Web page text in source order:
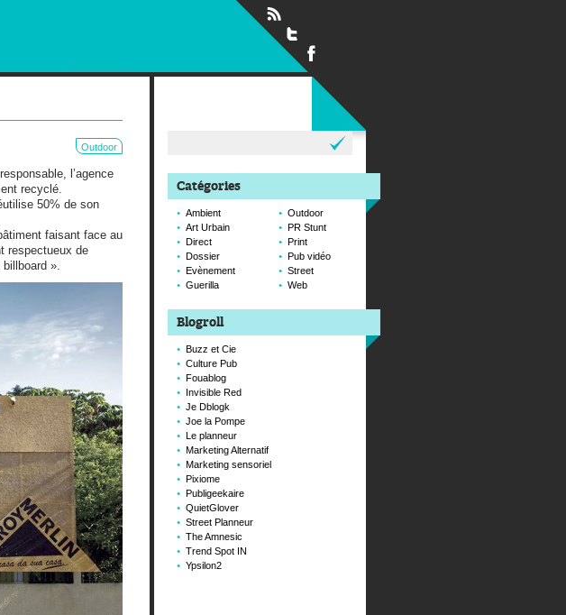
Outdoor
l’agence
recyclé.
50% de son
faisant face au
respectueux de
».
Catégories
Ambient
Art Urbain
Direct
Dossier
Evènement
Guerilla
Outdoor
PR Stunt
Print
Pub vidéo
Street
Web
Blogroll
Buzz et Cie
Culture Pub
Fouablog
Invisible Red
Je Dblogk
Joe la Pompe
Le planneur
Marketing Alternatif
Marketing sensoriel
Pixiome
Publigeekaire
QuietGlover
Street Planneur
The Amnesic
Trend Spot IN
Ypsilon2